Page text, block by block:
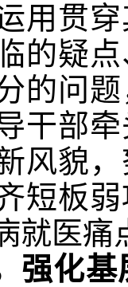
用贯
的疑
的问
干部
风貌
短板
就医痛
强化